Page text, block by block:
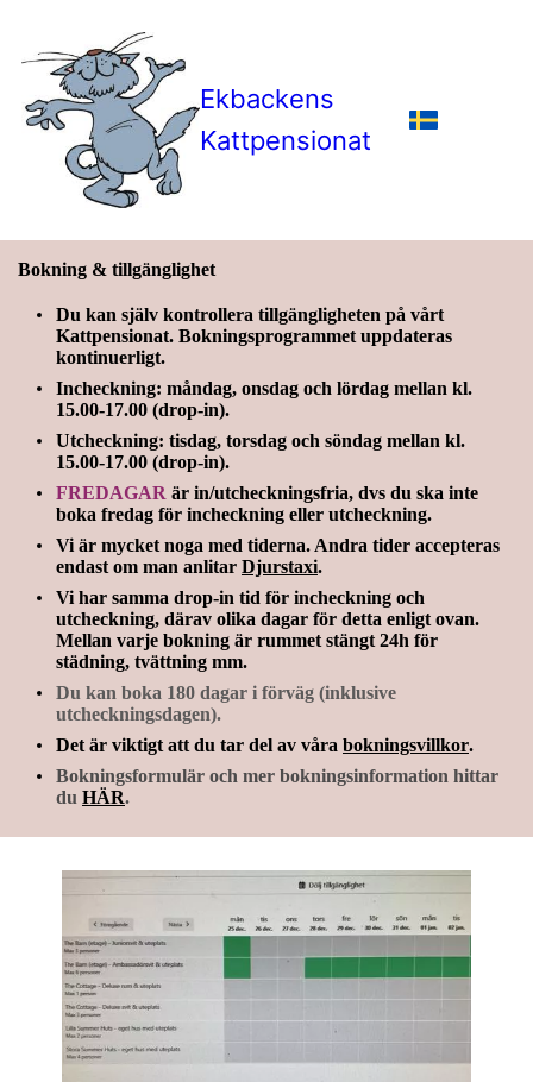
Ekbackens
Kattpensionat
Bokning & tillgänglighet
Du kan själv kontrollera tillgängligheten på vårt
Kattpensionat. Bokningsprogrammet uppdateras
kontinuerligt.
Incheckning: måndag, onsdag och lördag mellan kl.
15.00-17.00 (drop-in).
Utcheckning: tisdag, torsdag och söndag mellan kl.
15.00-17.00 (drop-in).
FREDAGAR är in/utcheckningsfria, dvs du ska inte
boka fredag för incheckning eller utcheckning.
Vi är mycket noga med tiderna. Andra tider accepteras
endast om man anlitar Djurstaxi.
Vi har samma drop-in tid för incheckning och
utcheckning, därav olika dagar för detta enligt ovan.
Mellan varje bokning är rummet stängt 24h för
städning, tvättning mm.
Du kan boka 180 dagar i förväg (inklusive
utcheckningsdagen).
Det är viktigt att du tar del av våra bokningsvillkor.
Bokningsformulär och mer bokningsinformation hittar
du HÄR.